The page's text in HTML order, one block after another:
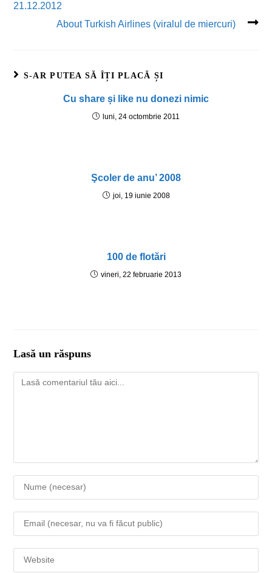
21.12.2012
About Turkish Airlines (viralul de miercuri)
S-AR PUTEA SĂ ÎȚI PLACĂ ȘI
Cu share și like nu donezi nimic
luni, 24 octombrie 2011
Şcoler de anu’ 2008
joi, 19 iunie 2008
100 de flotări
vineri, 22 februarie 2013
Lasă un răspuns